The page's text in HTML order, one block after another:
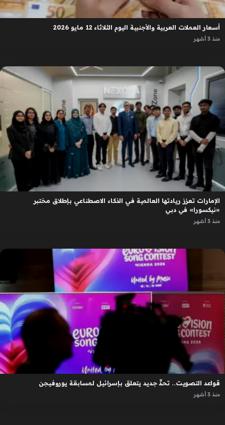
أسعار العملات العربية والأجنبية اليوم الثلاثاء 12 مايو 2026
منذ 3 أشهر
الإمارات تعزز ريادتها العالمية في الذكاء الاصطناعي بإطلاق مختبر
«نيكسورا» في دبي
منذ 3 أشهر
قواعد التصويت.. تحدٍّ جديد يتعلق بإسرائيل لمسابقة يوروفيجن
منذ 3 أشهر